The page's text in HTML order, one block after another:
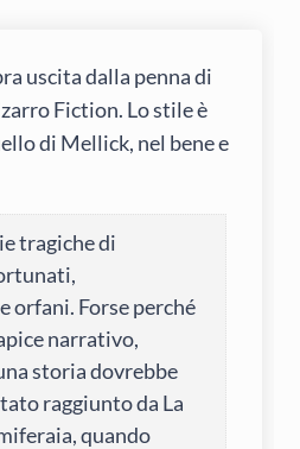
uscita dalla penna di
Fiction. Lo stile è
di Mellick, nel bene e
tragiche di
orfani. Forse perché
narrativo,
storia dovrebbe
raggiunto da La
quando